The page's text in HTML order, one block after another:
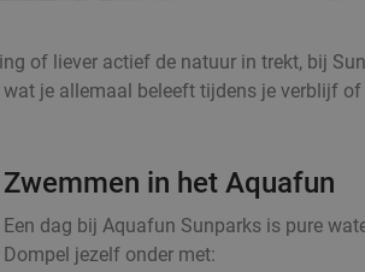
of liever actief de natuur in trekt, bij
je allemaal beleeft tijdens je verblijf of
Zwemmen in het Aquafun
Een dag bij Aquafun Sunparks is pure
Dompel jezelf onder met: